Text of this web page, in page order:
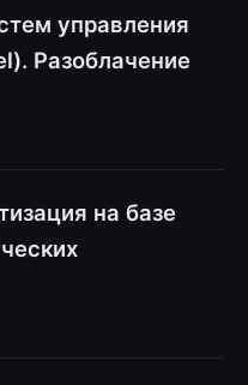
управления
Разоблачение
на базе